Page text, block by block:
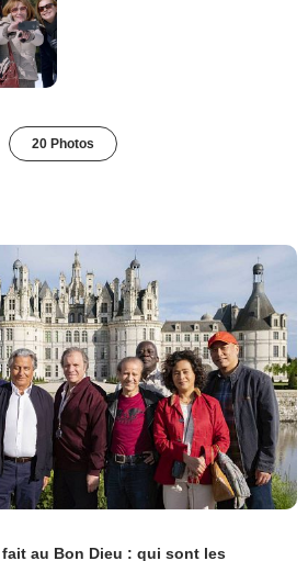
20 Photos
au Bon Dieu : qui sont les